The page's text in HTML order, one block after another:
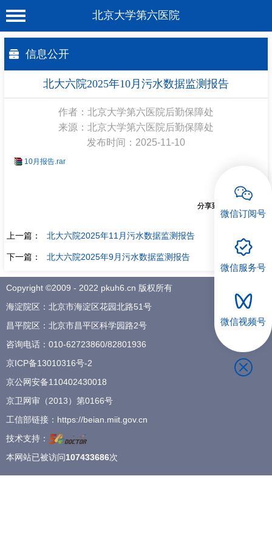
北京大学第六医院
医院概况
科室介绍
专家介绍
健康科普
招聘专栏
信息公开
北大六院2025年10月污水数据监测报告
作者：北京大学第六医院后勤保障处
来源：北京大学第六医院后勤保障处
发布时间：2025-11-10
10月报告.rar
分享到：
上一篇： 北大六院2025年11月污水数据监测报告
下一篇： 北大六院2025年9月污水数据监测报告
Copyright ©2009 - 2022 pkuh6.cn 版权所有
海淀院区：北京市海淀区花园北路51号
昌平院区：北京市昌平区科学园路2号
咨询电话： 010-62723860/82801936
京ICP备13010316号-2
京公网安备110402430018
京卫网审（2013）第0166号
工信部链接： https://beian.miit.gov.cn
技术支持：
本网站已被访问107433686次
微信订阅号
微信服务号
微信视频号